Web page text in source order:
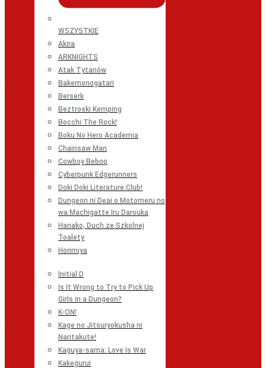
WSZYSTKIE
Akira
ARKNIGHTS
Atak Tytanów
Bakemonogatari
Berserk
Beztroski Kemping
Bocchi The Rock!
Boku No Hero Academia
Chainsaw Man
Cowboy Bebop
Cyberpunk Edgerunners
Doki Doki Literature Club!
Dungeon ni Deai o Motomeru no
wa Machigatte Iru Darouka
Hanako, Duch ze Szkolnej
Toalety
Horimiya
Initial D
Is It Wrong to Try to Pick Up
Girls in a Dungeon?
K-ON!
Kage no Jitsuryokusha ni
Naritakute!
Kaguya-sama: Love Is War
Kakegurui